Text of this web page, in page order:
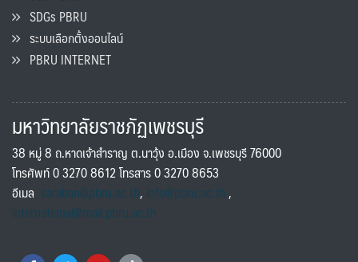
SDGs PBRU
ระบบเลือกตั้งออนไลน์
PBRU INTERNET
มหาวิทยาลัยราชภัฏเพชรบุรี
38 หมู่ 8 ถ.หาดเจ้าสำราญ ต.นาวุ้ง อ.เมือง จ.เพชรบุรี 76000
โทรศัพท์ 0 3270 8612 โทรสาร 0 3270 8653
อีเมล saraban@pbru.ac.th, info@pbru.ac.th,
international@mail.pbru.ac.th